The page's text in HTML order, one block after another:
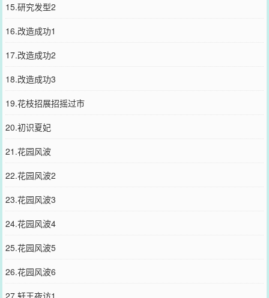
15.研究发型2
16.改造成功1
17.改造成功2
18.改造成功3
19.花枝招展招摇过市
20.初识夏妃
21.花园风波
22.花园风波2
23.花园风波3
24.花园风波4
25.花园风波5
26.花园风波6